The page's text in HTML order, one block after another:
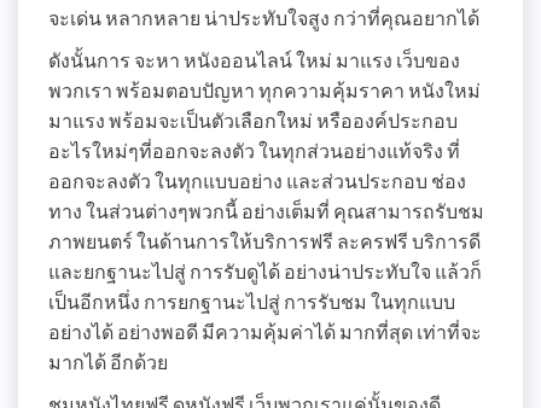
จะเด่น หลากหลาย น่าประทับใจสูง กว่าที่คุณอยากได้
ดังนั้นการ จะหา หนังออนไลน์ ใหม่ มาแรง เว็บของ
พวกเรา พร้อมตอบปัญหา ทุกความคุ้มราคา หนังใหม่
มาแรง พร้อมจะเป็นตัวเลือกใหม่ หรือองค์ประกอบ
อะไรใหม่ๆที่ออกจะลงตัว ในทุกส่วนอย่างแท้จริง ที่
ออกจะลงตัว ในทุกแบบอย่าง และส่วนประกอบ ช่อง
ทาง ในส่วนต่างๆพวกนี้ อย่างเต็มที่ คุณสามารถรับชม
ภาพยนตร์ ในด้านการให้บริการฟรี ละครฟรี บริการดี
และยกฐานะไปสู่ การรับดูได้ อย่างน่าประทับใจ แล้วก็
เป็นอีกหนึ่ง การยกฐานะไปสู่ การรับชม ในทุกแบบ
อย่างได้ อย่างพอดี มีความคุ้มค่าได้ มากที่สุด เท่าที่จะ
มากได้ อีกด้วย